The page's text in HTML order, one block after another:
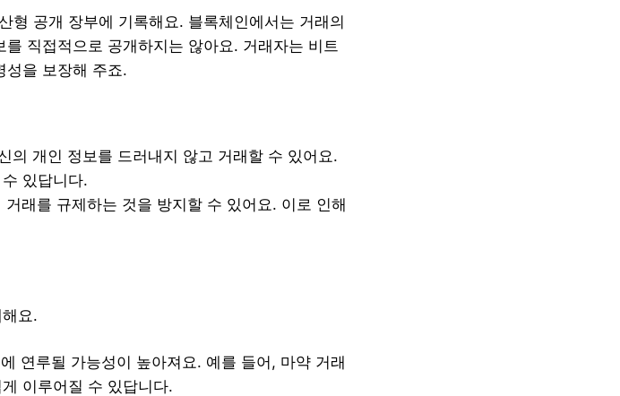
형 공개 장부에 기록해요. 블록체인에서는 거래의
직접적으로 공개하지는 않아요. 거래자는 비트
성을 보장해 주죠.
의 개인 정보를 드러내지 않고 거래할 수 있어요.
있답니다.
래를 규제하는 것을 방지할 수 있어요. 이로 인해
요.
연루될 가능성이 높아져요. 예를 들어, 마약 거래
이루어질 수 있답니다.